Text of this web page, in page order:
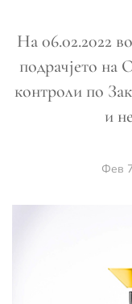
На 06.02.2022
подрачјето на
контроли по
и
Фев